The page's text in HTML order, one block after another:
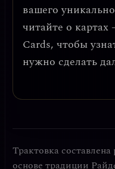
вашего
читайте о
Cards, чтобы
нужно сделать
Трактовка
основе традиции